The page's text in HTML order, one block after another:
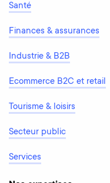
Santé
Finances & assurances
Industrie & B2B
Ecommerce B2C et retail
Tourisme & loisirs
Secteur public
Services